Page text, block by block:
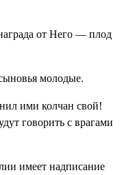
от Него — плод
молодые.
ими колчан свой!
говорить с врагами
имеет надписание